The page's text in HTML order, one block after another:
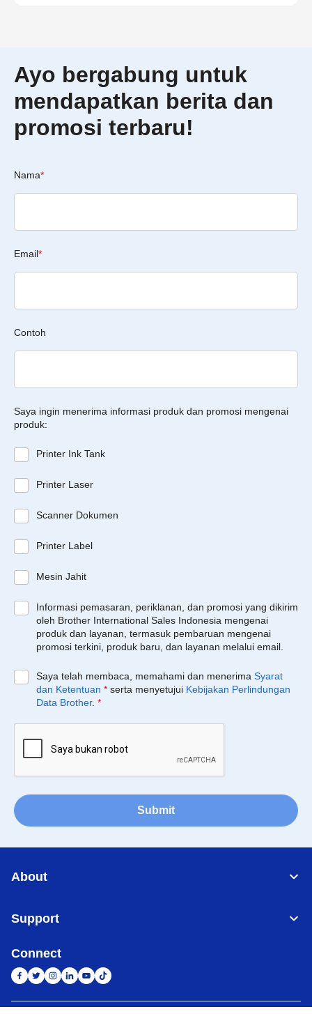
Ayo bergabung untuk
mendapatkan berita dan
promosi terbaru!
Nama*
Email*
Contoh
Saya ingin menerima informasi produk dan promosi mengenai
produk:
Printer Ink Tank
Printer Laser
Scanner Dokumen
Printer Label
Mesin Jahit
Informasi pemasaran, periklanan, dan promosi yang dikirim
oleh Brother International Sales Indonesia mengenai
produk dan layanan, termasuk pembaruan mengenai
promosi terkini, produk baru, dan layanan melalui email.
Saya telah membaca, memahami dan menerima Syarat
dan Ketentuan * serta menyetujui Kebijakan Perlindungan
Data Brother. *
Submit
About
Support
Connect